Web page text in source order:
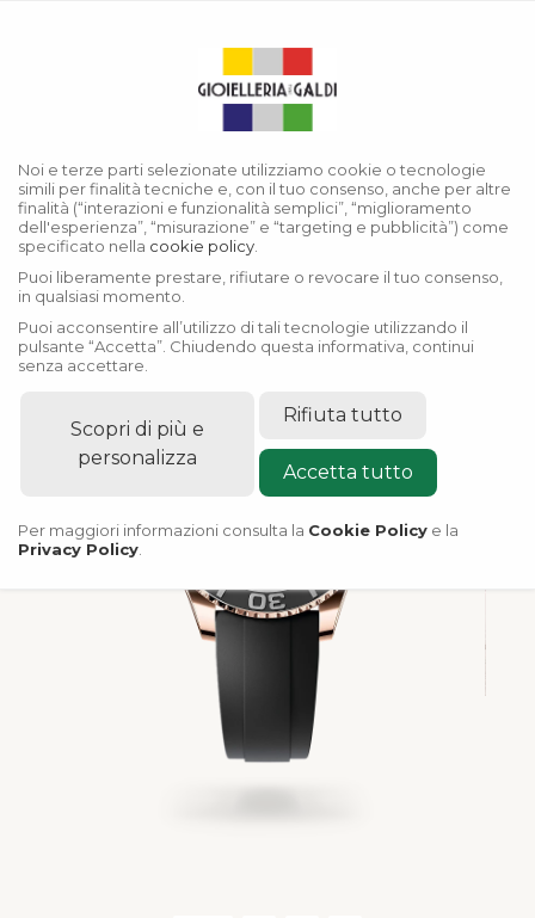
Collezione Yacht-Master
Noi e terze parti selezionate utilizziamo cookie o tecnologie
simili per finalità tecniche e, con il tuo consenso, anche per altre
finalità (“interazioni e funzionalità semplici”, “miglioramento
dell'esperienza”, “misurazione” e “targeting e pubblicità”) come
specificato nella cookie policy
Puoi liberamente prestare, rifiutare o revocare il tuo consenso,
in qualsiasi momento.
Puoi acconsentire all’utilizzo di tali tecnologie utilizzando il
pulsante “Accetta”. Chiudendo questa informativa, continui
senza accettare.
Scopri di più e
personalizza
Rifiuta tutto
Accetta tutto
Per maggiori informazioni consulta la Cookie Policy e la
Privacy Policy